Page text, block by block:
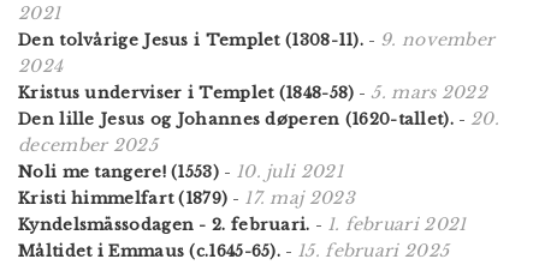
2021
Den tolvårige Jesus i Templet (1308-11). - 9. november
2024
Kristus underviser i Templet (1848-58) -5. mars 2022
Den lille Jesus og Johannes døperen (1620-tallet). - 20.
december 2025
Noli me tangere! (1553)- 10. juli 2021
Kristi himmelfart (1879) - 17. maj 2023
Kyndelsmässodagen - 2. februari. - 1. februari 2021
Måltidet i Emmaus (c.1645-65). - 15. februari 2025